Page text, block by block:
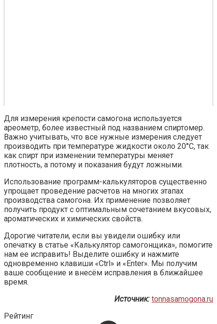
Для измерения крепости самогона используется
ареометр, более известный под названием спиртомер.
Важно учитывать, что все нужные измерения следует
производить при температуре жидкости около 20°C, так
как спирт при изменении температуры меняет
плотность, а потому и показания будут ложными.
Использование программ-калькуляторов существенно
упрощает проведение расчетов на многих этапах
производства самогона. Их применение позволяет
получить продукт с оптимальным сочетанием вкусовых,
ароматических и химических свойств.
Дорогие читатели, если вы увидели ошибку или
опечатку в статье «Калькулятор самогонщика», помогите
нам ее исправить! Выделите ошибку и нажмите
одновременно клавиши «Ctrl» и «Enter». Мы получим
ваше сообщение и внесём исправления в ближайшее
время.
Источник: tonnasamogona.ru
Рейтинг